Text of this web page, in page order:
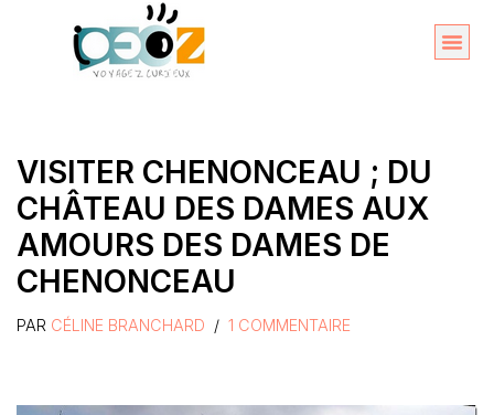
VISITER CHENONCEAU ; DU
CHÂTEAU DES DAMES AUX
AMOURS DES DAMES DE
CHENONCEAU
PAR CÉLINE BRANCHARD 1 COMMENTAIRE